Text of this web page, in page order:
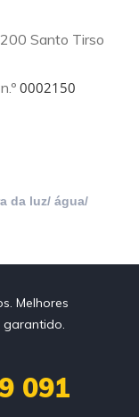
Santo Tirso
0002150
da luz/ água/
Melhores
garantido.
091